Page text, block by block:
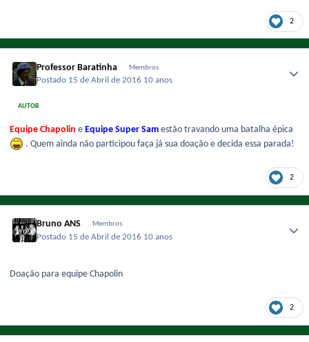
2
Professor Baratinha Membros
Postado 15 de Abril de 2016 10 anos
AUTOR
Equipe Chapolin e Equipe Super Sam estão travando uma batalha épica
. Quem ainda não participou faça já sua doação e decida essa parada!
2
Bruno ANS Membros
Postado 15 de Abril de 2016 10 anos
Doação para equipe Chapolin
2